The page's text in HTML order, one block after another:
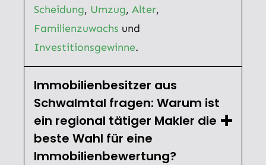
Scheidung, Umzug,Alter,
Familienzuwachs und
Investitionsgewinne.
Immobilienbesitzer aus
Schwalmtal fragen: Warum ist
ein regional tätiger Makler die
beste Wahl für eine
Immobilienbewertung?